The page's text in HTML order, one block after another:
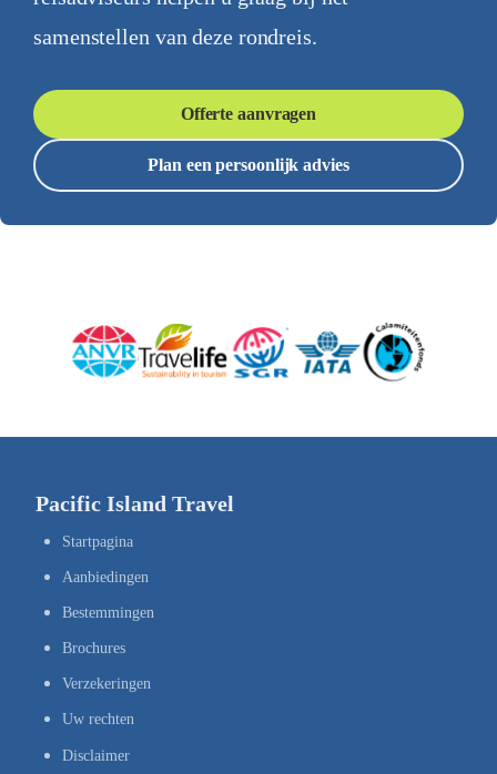
samenstellen van deze rondreis.
Offerte aanvragen
Plan een persoonlijk advies
Pacific Island Travel
Startpagina
Aanbiedingen
Bestemmingen
Brochures
Verzekeringen
Uw rechten
Disclaimer